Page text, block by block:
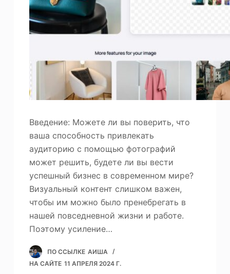
Фотоувеличитель
Повторное авторское право на изображение
Введение: Можете ли вы поверить, что
ваша способность привлекать
аудиторию с помощью фотографий
может решить, будете ли вы вести
успешный бизнес в современном мире?
Визуальный контент слишком важен,
чтобы им можно было пренебрегать в
нашей повседневной жизни и работе.
Поэтому усиление…
ПО ССЫЛКЕ АИША
НА САЙТЕ 11 АПРЕЛЯ 2024 Г.